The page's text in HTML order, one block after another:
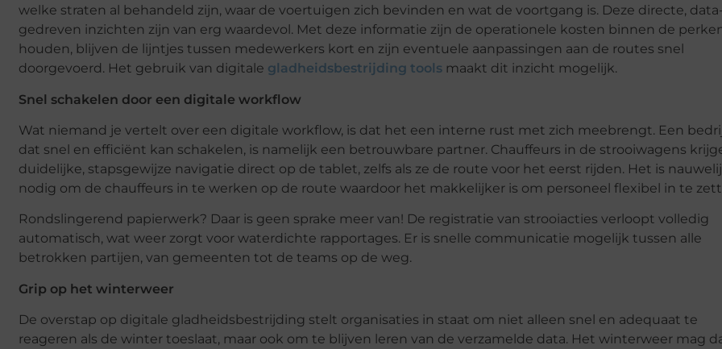
welke straten al behandeld zijn, waar de voertuigen zich bevinden en wat de voortgang is. Deze directe, data-
gedreven inzichten zijn van erg waardevol. Met deze informatie zijn de operationele kosten binnen de
houden, blijven de lijntjes tussen medewerkers kort en zijn eventuele aanpassingen aan de routes snel
doorgevoerd. Het gebruik van digitale gladheidsbestrijding tools maakt dit inzicht mogelijk.
Snel schakelen door een digitale workflow
Wat niemand je vertelt over een digitale workflow, is dat het een interne rust met zich meebrengt. Een
dat snel en efficiënt kan schakelen, is namelijk een betrouwbare partner. Chauffeurs in de strooiwagens
duidelijke, stapsgewijze navigatie direct op de tablet, zelfs als ze de route voor het eerst rijden. Het is
nodig om de chauffeurs in te werken op de route waardoor het makkelijker is om personeel flexibel in te
Rondslingerend papierwerk? Daar is geen sprake meer van! De registratie van strooiacties verloopt volledig
automatisch, wat weer zorgt voor waterdichte rapportages. Er is snelle communicatie mogelijk tussen alle
betrokken partijen, van gemeenten tot de teams op de weg.
Grip op het winterweer
De overstap op digitale gladheidsbestrijding stelt organisaties in staat om niet alleen snel en adequaat te
reageren als de winter toeslaat, maar ook om te blijven leren van de verzamelde data. Het winterweer mag